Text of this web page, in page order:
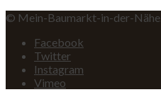
© Mein-Baumarkt-in-der-
Facebook
Twitter
Instagram
Vimeo